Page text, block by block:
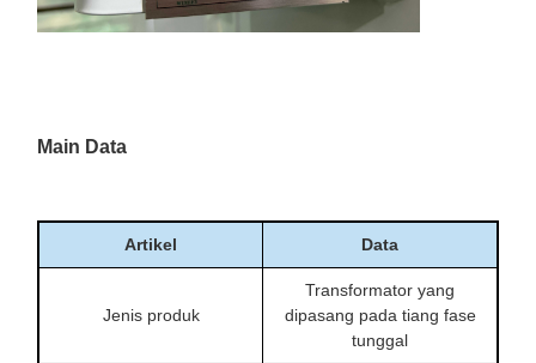
Main Data
Artikel Data
Jenis produk
Transformator yang
dipasang pada tiang fase
tunggal